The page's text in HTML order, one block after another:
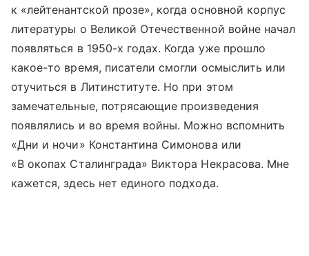
к «лейтенантской прозе», когда основной корпус
литературы о Великой Отечественной войне начал
появляться в 1950-х годах. Когда уже прошло
какое-то время, писатели смогли осмыслить или
отучиться в Литинституте. Но при этом
замечательные, потрясающие произведения
появлялись и во время войны. Можно вспомнить
«Дни и ночи» Константина Симонова или
«В окопах Сталинграда» Виктора Некрасова. Мне
кажется, здесь нет единого подхода.